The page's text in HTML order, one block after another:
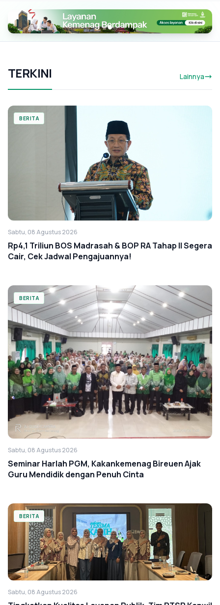
TERKINI Lainnya
BERITA
Sabtu, 08 Agustus 2026
Rp4,1 Triliun BOS Madrasah & BOP RA Tahap II Segera
Cair, Cek Jadwal Pengajuannya!
BERITA
Sabtu, 08 Agustus 2026
Seminar Harlah PGM, Kakankemenag Bireuen Ajak
Guru Mendidik dengan Penuh Cinta
BERITA
Sabtu, 08 Agustus 2026